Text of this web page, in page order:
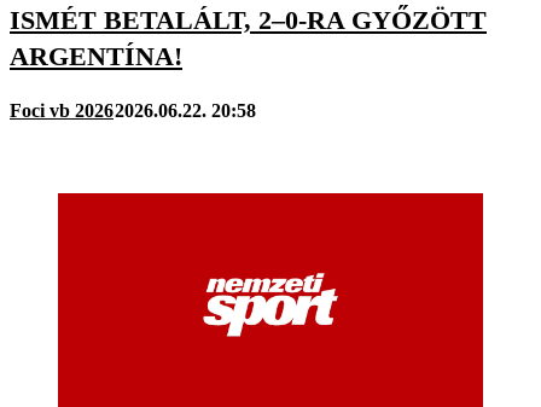
ISMÉT BETALÁLT, 2–0-RA GYŐZÖTT
ARGENTÍNA!
Foci vb 20262026.06.22. 20:58